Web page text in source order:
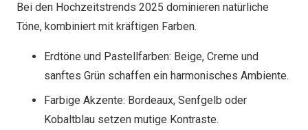
Bei den Hochzeitstrends 2025 dominieren natürliche
Töne, kombiniert mit kräftigen Farben.
Erdtöne und Pastellfarben: Beige, Creme und
sanftes Grün schaffen ein harmonisches Ambiente.
Farbige Akzente: Bordeaux, Senfgelb oder
Kobaltblau setzen mutige Kontraste.